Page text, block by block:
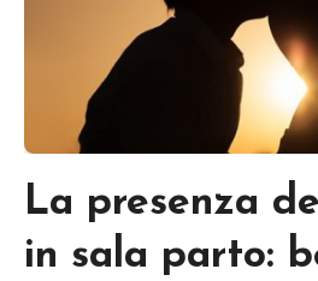
La presenza
in sala parto: